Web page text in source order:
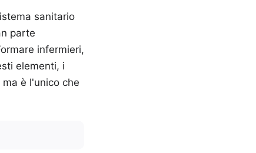
sanitario
parte
infermieri,
elementi, i
è l'unico che